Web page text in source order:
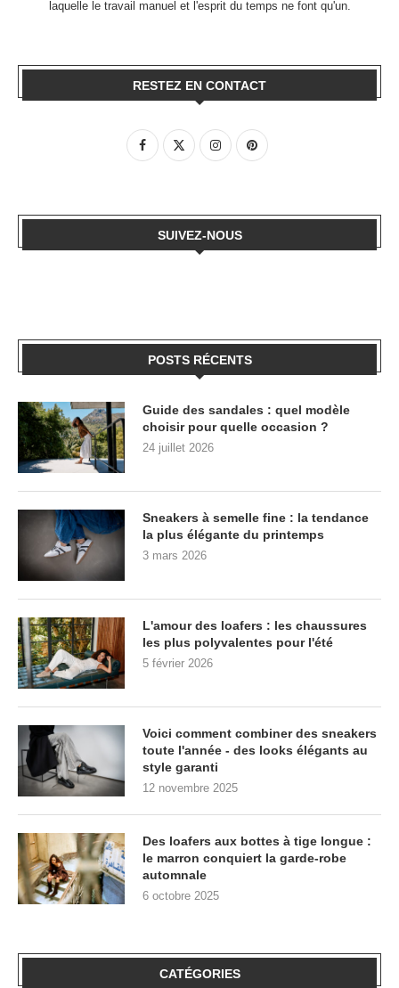
laquelle le travail manuel et l'esprit du temps ne font qu'un.
RESTEZ EN CONTACT
SUIVEZ-NOUS
POSTS RÉCENTS
Guide des sandales : quel modèle
choisir pour quelle occasion ?
24 juillet 2026
Sneakers à semelle fine : la tendance
la plus élégante du printemps
3 mars 2026
L'amour des loafers : les chaussures
les plus polyvalentes pour l'été
5 février 2026
Voici comment combiner des sneakers
toute l'année - des looks élégants au
style garanti
12 novembre 2025
Des loafers aux bottes à tige longue :
le marron conquiert la garde-robe
automnale
6 octobre 2025
CATÉGORIES